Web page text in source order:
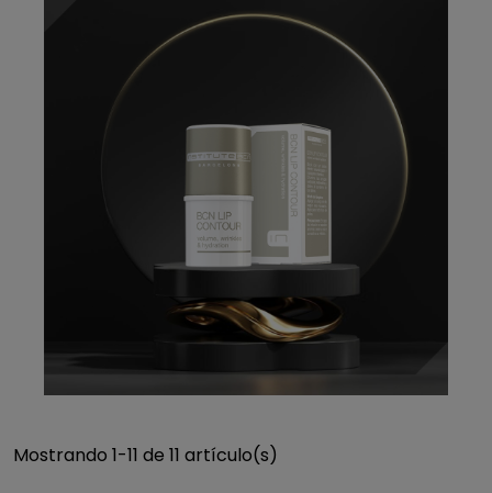
Mostrando 1-11 de 11 artículo(s)